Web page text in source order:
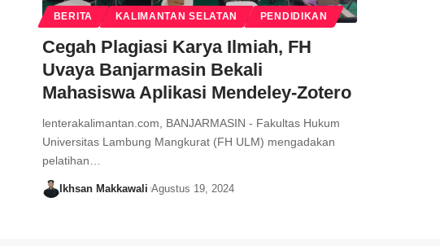
BERITA KALIMANTAN SELATAN PENDIDIKAN
Cegah Plagiasi Karya Ilmiah, FH
Uvaya Banjarmasin Bekali
Mahasiswa Aplikasi Mendeley-Zotero
lenterakalimantan.com, BANJARMASIN - Fakultas Hukum
Universitas Lambung Mangkurat (FH ULM) mengadakan
pelatihan…
Ikhsan Makkawali Agustus 19, 2024